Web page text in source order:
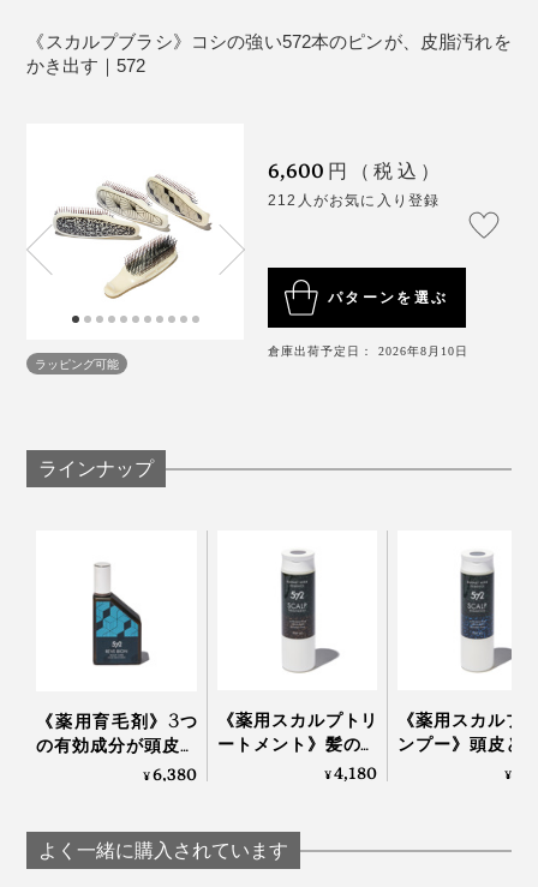
さらに、コシの強いピン（黒）と、柔らかめのピン（茶
毛穴に詰まった皮脂や、髪に絡んだホコリを、しっかり
かき出しながら、頭皮をマッサージしてくれます。
『572』の「スカルプブラシ」なら、乾いた髪のままの
ブラッシングもOK。髪の生え際からサッサッと梳いて
いくだけで、これまた気持ちいい！
一般的なヘアブラシとは、まるで違う心地よさ。1回1
回、ブラシをすべらせるたびに、頭がホカホカと暖まっ
てくる感覚です。
重さ：約80g
材質：ABS樹脂・ナイロン（ピン）
《スカルプブラシ》コシの強い572本のピンが、皮脂汚れを
かき出す｜572
ラッピング可能
6,600 円（税込）
212人がお気に入り登録
パターンを選ぶ
倉庫出荷予定日： 2026年8月10日
ラインナップ
《薬用育毛剤》3つ
の有効成分が頭皮の
血行を促進、発毛を
¥6,380
《薬用スカルプトリ
ートメント》髪の深
部にすばやく浸透、
うるおう｜572
¥4,180
《薬用スカルプ
ンプー》頭皮と
「アミノ酸」系
¥
よく一緒に購入されています